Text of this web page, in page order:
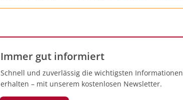
Immer gut informiert
Schnell und zuverlässig die wichtigsten Informationen
erhalten – mit unserem kostenlosen Newsletter.